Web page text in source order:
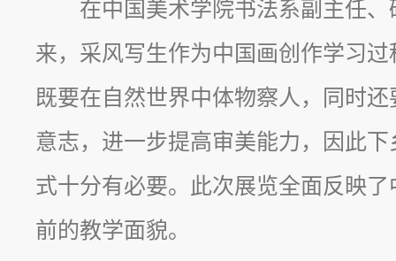
在中国美术学院书法系副主任
来，采风写生作为中国画创作学习
既要在自然世界中体物察人，同时
意志，进一步提高审美能力，因此
式十分有必要。此次展览全面反映
前的教学面貌。